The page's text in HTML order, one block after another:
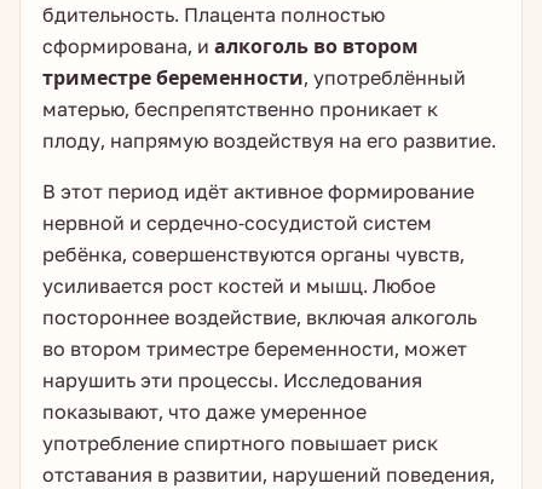
бдительность. Плацента полностью
сформирована, и алкоголь во втором
триместре беременности, употреблённый
матерью, беспрепятственно проникает к
плоду, напрямую воздействуя на его развитие.
В этот период идёт активное формирование
нервной и сердечно-сосудистой систем
ребёнка, совершенствуются органы чувств,
усиливается рост костей и мышц. Любое
постороннее воздействие, включая алкоголь
во втором триместре беременности, может
нарушить эти процессы. Исследования
показывают, что даже умеренное
употребление спиртного повышает риск
отставания в развитии, нарушений поведения,